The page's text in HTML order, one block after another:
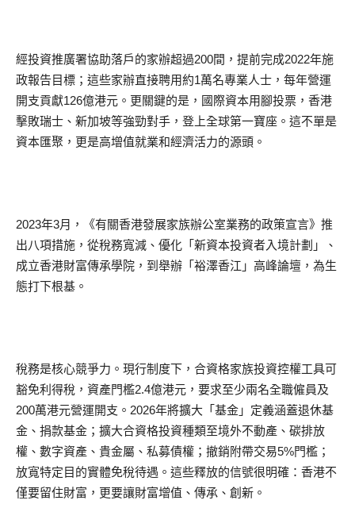
經投資推廣署協助落戶的家辦超過200間，提前完成2022年施
政報告目標；這些家辦直接聘用約1萬名專業人士，每年營運
開支貢獻126億港元。更關鍵的是，國際資本用腳投票，香港
擊敗瑞士、新加坡等強勁對手，登上全球第一寶座。這不單是
資本匯聚，更是高增值就業和經濟活力的源頭。
2023年3月，《有關香港發展家族辦公室業務的政策宣言》推
出八項措施，從稅務寬減、優化「新資本投資者入境計劃」、
成立香港財富傳承學院，到舉辦「裕澤香江」高峰論壇，為生
態打下根基。
稅務是核心競爭力。現行制度下，合資格家族投資控權工具可
豁免利得稅，資產門檻2.4億港元，要求至少兩名全職僱員及
200萬港元營運開支。2026年將擴大「基金」定義涵蓋退休基
金、捐款基金；擴大合資格投資種類至境外不動產、碳排放
權、數字資產、貴金屬、私募債權；撤銷附帶交易5%門檻；
放寬特定目的實體免稅待遇。這些釋放的信號很明確：香港不
僅要留住財富，更要讓財富增值、傳承、創新。